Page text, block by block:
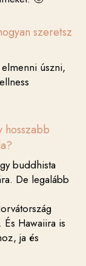
szeretsz
úszni,
hosszabb
buddhista
De legalább
Hawaiira is
ja és